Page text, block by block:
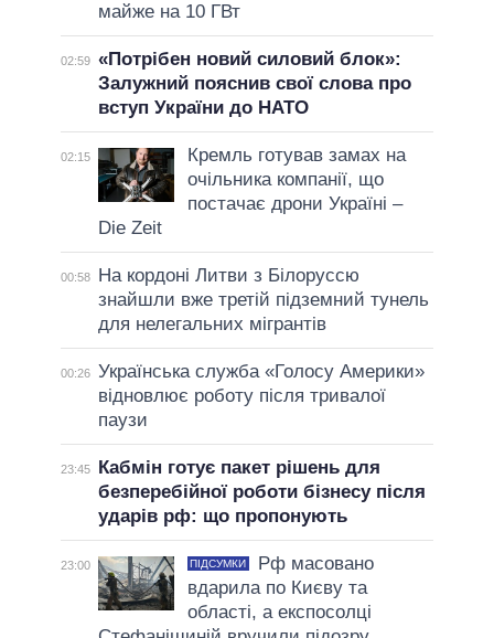
майже на 10 ГВт
02:59 «Потрібен новий силовий блок»:
Залужний пояснив свої слова про
вступ України до НАТО
02:15
Кремль готував замах на
очільника компанії, що
постачає дрони Україні –
Die Zeit
00:58
На кордоні Литви з Білоруссю
знайшли вже третій підземний тунель
для нелегальних мігрантів
00:26 Українська служба «Голосу Америки»
відновлює роботу після тривалої
паузи
23:45
Кабмін готує пакет рішень для
безперебійної роботи бізнесу після
ударів рф: що пропонують
23:00 ПІДСУМКИ
Рф масовано
вдарила по Києву та
області, а експосолці